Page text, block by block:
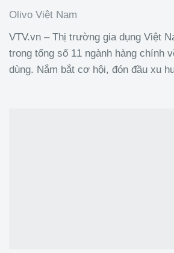
Olivo Việt Nam
VTV.vn – Thị trường gia dụng Việt
trong tổng số 11 ngành hàng chính
dùng. Nắm bắt cơ hội, đón đầu xu